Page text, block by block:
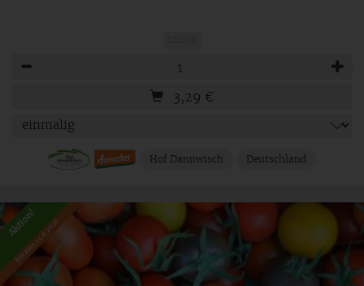
3,29 €
Hof Dannwisch Deutschland
Aktion!
bis zum 14.8.2026